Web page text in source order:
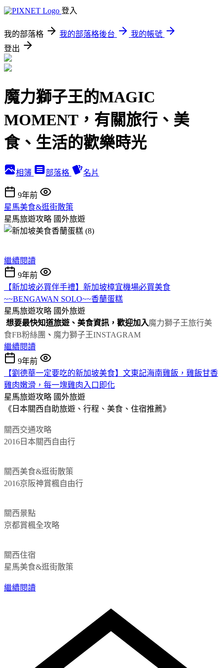
登入
我的部落格 我的部落格後台
我的帳號
登出
魔力獅子王的MAGIC
MOMENT，有關旅行、美
食、生活的歡樂時光
相簿 部落格 名片
9年前
星馬美食&逛街散策
星馬旅遊攻略 國外旅遊
繼續閱讀
9年前
【新加坡必買伴手禮】新加坡樟宜機場必買美食
~~BENGAWAN SOLO~~香蘭蛋糕
星馬旅遊攻略 國外旅遊
想要最快知道旅遊、美食資訊， 歡迎加入魔力獅子王旅行美
食FB粉絲團 、 魔力獅子王INSTAGRAM
繼續閱讀
9年前
【劉德華一定要吃的新加坡美食】文東記海南雞飯，雞飯甘香
雞肉嫩滑，每一塊雞肉入口即化
星馬旅遊攻略 國外旅遊
《日本關西自助旅遊、行程、美食、住宿推薦》
關西交通攻略
2016日本關西自由行
關西美食&逛街散策
2016京阪神賞楓自由行
關西景點
京都賞楓全攻略
關西住宿
星馬美食&逛街散策
繼續閱讀